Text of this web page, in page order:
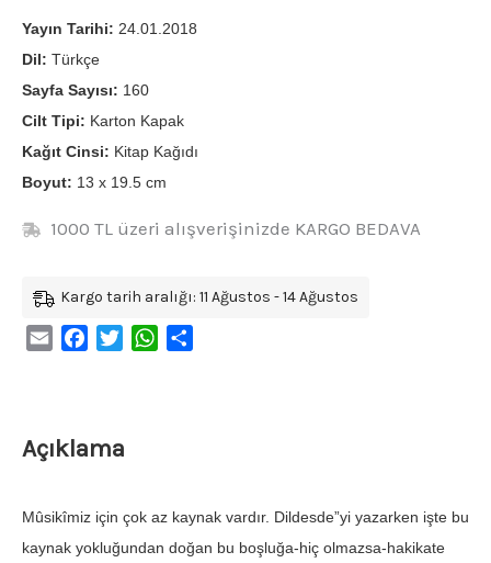
Yayın Tarihi: 24.01.2018
Dil: Türkçe
Sayfa Sayısı: 160
Cilt Tipi: Karton Kapak
Kağıt Cinsi: Kitap Kağıdı
Boyut: 13 x 19.5 cm
1000 TL üzeri alışverişinizde KARGO BEDAVA
Kargo tarih aralığı: 11 Ağustos - 14 Ağustos
Email FacebookTwitterWhatsApp
Açıklama
Mûsikîmiz için çok az kaynak vardır. Dildesde”yi yazarken işte bu
kaynak yokluğundan doğan bu boşluğa-hiç olmazsa-hakikate